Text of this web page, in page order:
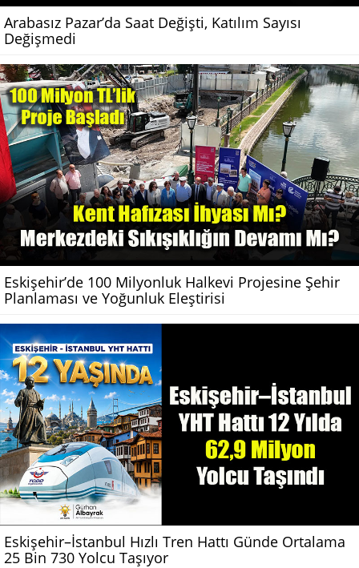
Arabasız Pazar’da Saat Değişti, Katılım Sayısı
Değişmedi
Eskişehir’de 100 Milyonluk Halkevi Projesine Şehir
Planlaması ve Yoğunluk Eleştirisi
Eskişehir–İstanbul Hızlı Tren Hattı Günde Ortalama
25 Bin 730 Yolcu Taşıyor